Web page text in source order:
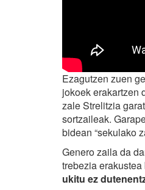
Ezagutzen zuen
jokoek erakartzen
zale Strelitzia
sortzaileak.
bidean “sekulako
Genero zaila da
trebezia
ukitu ez